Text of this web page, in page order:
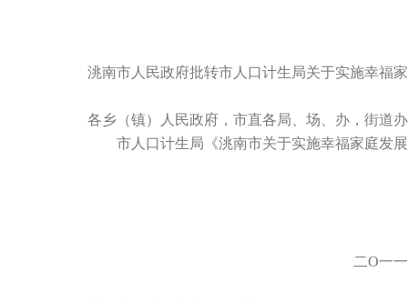
洮南市人民政府批转市人口计生局关于实施幸福
各乡（镇）人民政府，市直各局、场、办，街道
市人口计生局《洮南市关于实施幸福家庭
二О一一年八月